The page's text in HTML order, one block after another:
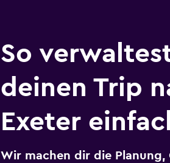
So
deinen Trip
Exeter
Wir machen dir die Planung,